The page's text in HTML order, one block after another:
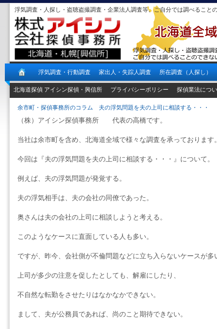
浮気調査・人探し・盗聴盗撮調査・企業法人調査等、ご自分では調べること
浮気調査・行動調査 家出人・失踪人調査 所在調査（人探し）
北海道探偵 アイシン探偵・興信所 プライバシーポリシー 探偵業法につ
余市町・探偵事務所のコラム 夫の浮気問題を夫の上司に相談する・・・
（株）アイシン探偵事務所 代表の高橋です。
当社は余市町を含め、北海道全域で様々な調査を承っております
今回は『夫の浮気問題を夫の上司に相談する・・・』について。
例えば、夫の浮気問題が発覚する。
夫の浮気相手は、夫の会社の同僚であった。
奥さんは夫の会社の上司に相談しようと考える。
このようなケースに直面している人も多い。
ですが、昨今、会社側が不倫問題などに立ち入らないケースが多
上司が多少の注意を促したとしても、解雇にしたり、
不自然な転勤をさせたりはなかなかできない。
まして、夫が公務員であれば、尚のこと期待できない。